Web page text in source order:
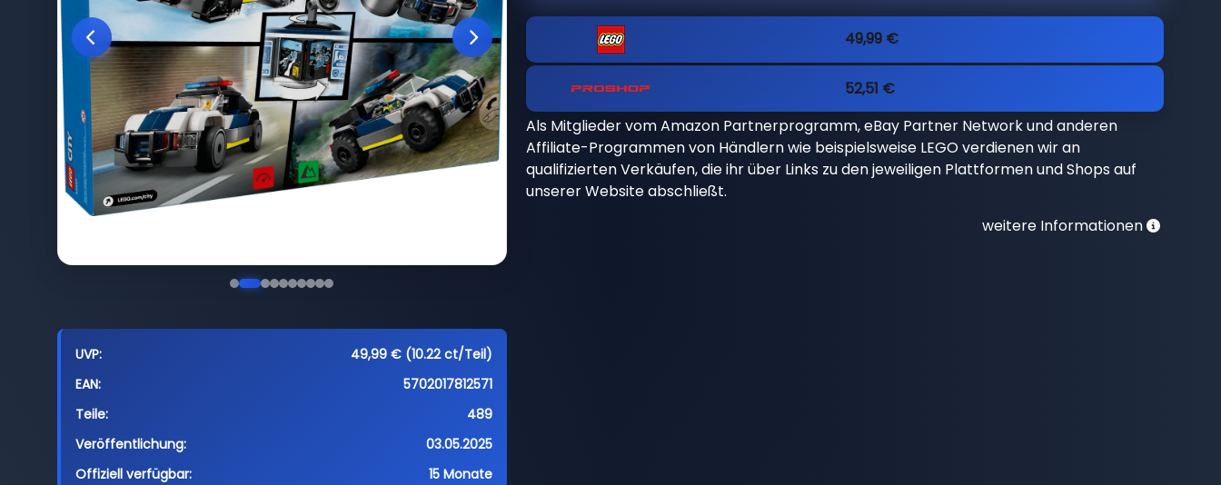
UVP:
49,99 € (10.22 ct/Teil)
EAN:
5702017812571
Teile:
489
Veröffentlichung:
03.05.2025
Offiziell verfügbar:
15 Monate
49,99 €
52,51 €
Als Mitglieder vom Amazon Partnerprogramm, eBay Partner Network und anderen
Affiliate-Programmen von Händlern wie beispielsweise LEGO verdienen wir an
qualifizierten Verkäufen, die ihr über Links zu den jeweiligen Plattformen und Shops auf
unserer Website abschließt.
weitere Informationen